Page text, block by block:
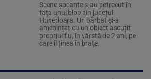
Scene șocante s-au petrecut în
fața unui bloc din județul
Hunedoara. Un bărbat și-a
amenințat cu un obiect ascuțit
propriul fiu, în vârstă de 2 ani, pe
care îl ținea în brațe.